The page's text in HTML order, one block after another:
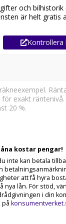
Vi säljer
i hela Sverige.
våra kunder att
och bilhistorik
är helt gratis
Kontrollera
exakt
20 %.
kostar pengar!
inte kan betala
att få hyra
nya lån. För stöd,
i din
på